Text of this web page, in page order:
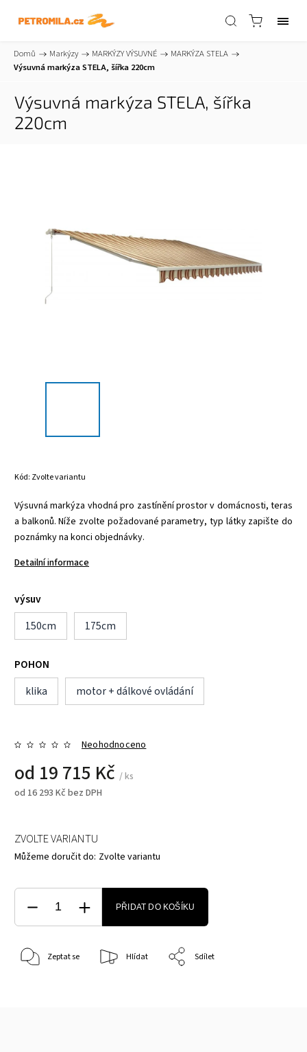
Domů / Markýzy / MARKÝZY VÝSUVNÉ / MARKÝZA STELA /
Výsuvná markýza STELA, šířka 220cm
Výsuvná markýza STELA, šířka
220cm
Kód: Zvolte variantu
Výsuvná markýza vhodná pro zastínění prostor v domácnosti, teras
a balkonů. Níže zvolte požadované parametry, typ látky zapište do
poznámky na konci objednávky.
Detailní informace
výsuv
150cm
175cm
POHON
klika
motor + dálkové ovládání
Neohodnoceno
od 19 715 Kč / ks
od 16 293 Kč bez DPH
ZVOLTE VARIANTU
Můžeme doručit do: Zvolte variantu
PŘIDAT DO KOŠÍKU
Zeptat se Hlídat Sdílet